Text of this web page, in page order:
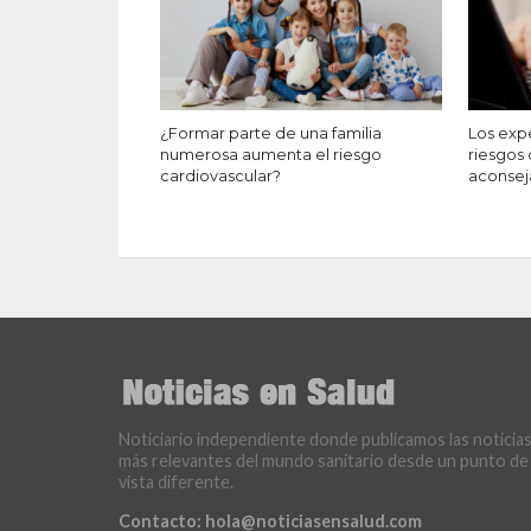
¿Formar parte de una familia
numerosa aumenta el riesgo
cardiovascular?
Los
riesgos
Noticiario independiente donde publicamos las noticias
más relevantes del mundo sanitario desde un punto de
vista diferente.
Contacto: hola@noticiasensalud.com